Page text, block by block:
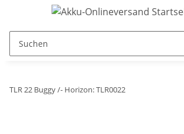
TLR 22 Buggy /- Horizon: TLR0022